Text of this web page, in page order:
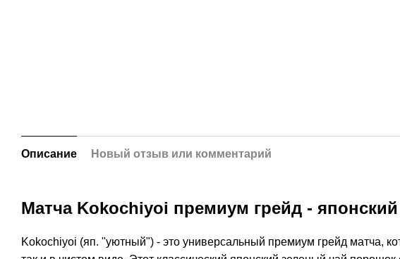
Описание Новый отзыв или комментарий
Матча Kokochiyoi премиум грейд -
Kokochiyoi (яп. "уютный") - это универсальный премиум грейд матча,